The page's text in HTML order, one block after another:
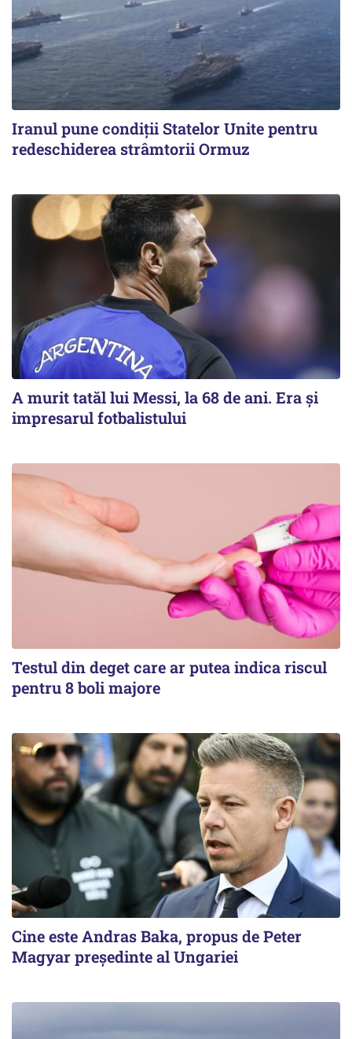
Iranul pune condiții Statelor Unite pentru
redeschiderea strâmtorii Ormuz
A murit tatăl lui Messi, la 68 de ani. Era și
impresarul fotbalistului
Testul din deget care ar putea indica riscul
pentru 8 boli majore
Cine este Andras Baka, propus de Peter
Magyar președinte al Ungariei